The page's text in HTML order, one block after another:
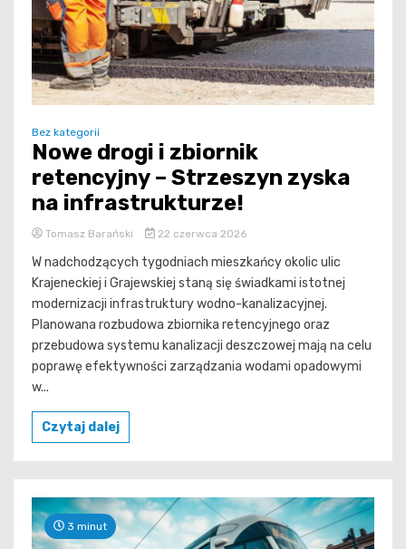
Bez kategorii
Nowe drogi i zbiornik
retencyjny – Strzeszyn zyska
na infrastrukturze!
Tomasz Barański 22 czerwca 2026
W nadchodzących tygodniach mieszkańcy okolic ulic
Krajeneckiej i Grajewskiej staną się świadkami istotnej
modernizacji infrastruktury wodno-kanalizacyjnej.
Planowana rozbudowa zbiornika retencyjnego oraz
przebudowa systemu kanalizacji deszczowej mają na celu
poprawę efektywności zarządzania wodami opadowymi
w...
Czytaj dalej
3 minut